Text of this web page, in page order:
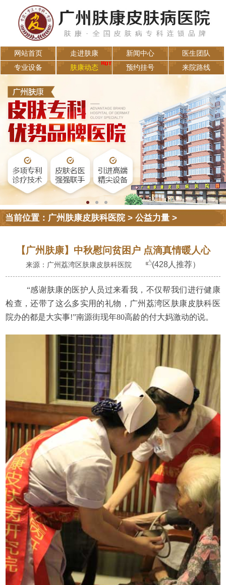
网站首页 走进肤康 新闻中心
医生团队
专业设备
肤康动态 预约挂号 来院路线
当前位置： 广州肤康皮肤科医院> 公益力量>
【广州肤康】中秋慰问贫困户 点滴真情暖人心
来源：广州荔湾区肤康皮肤科医院 (428人推荐）
“感谢肤康的医护人员过来看我，不仅帮我们进行健康
检查，还带了这么多实用的礼物，广州荔湾区肤康皮肤科医
院办的都是大实事!”南源街现年80高龄的付大妈激动的说。